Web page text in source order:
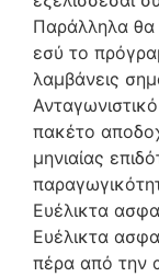
Παράλληλα θα
εσύ το
λαμβάνεις
πακέτο
μηνιαίας
Ευέλικτα
Ευέλικτα
πέρα από την